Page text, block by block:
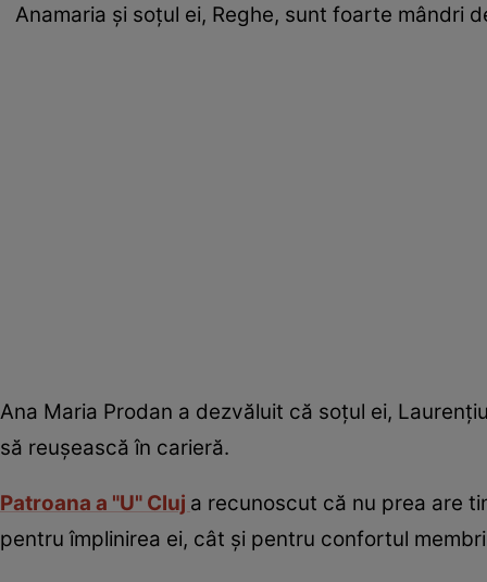
Anamaria şi soţul ei, Reghe, sunt foarte mândri
Ana Maria Prodan a dezvăluit că soţul ei,
să reuşească în carieră.
Patroana a "U" Cluj a recunoscut că nu prea are
pentru împlinirea ei, cât şi pentru confortul